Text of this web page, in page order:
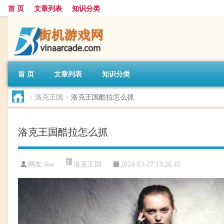
首 页 文章列表 知识分类
首 页 文章列表 知识分类
> 洛克王国 > 洛克王国酷拉怎么抓
洛克王国酷拉怎么抓
网友: lkw 洛克王国 2024-03-27 13:20:45